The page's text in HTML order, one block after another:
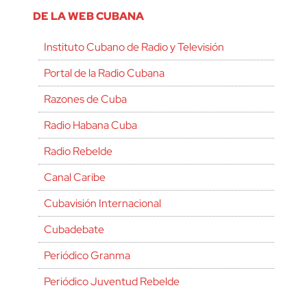
DE LA WEB CUBANA
Instituto Cubano de Radio y Televisión
Portal de la Radio Cubana
Razones de Cuba
Radio Habana Cuba
Radio Rebelde
Canal Caribe
Cubavisión Internacional
Cubadebate
Periódico Granma
Periódico Juventud Rebelde